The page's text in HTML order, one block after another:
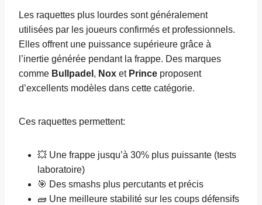
Les raquettes plus lourdes sont généralement
utilisées par les joueurs confirmés et professionnels.
Elles offrent une puissance supérieure grâce à
l’inertie générée pendant la frappe. Des marques
comme Bullpadel , Nox et Prince proposent
d’excellents modèles dans cette catégorie.
Ces raquettes permettent:
💥 Une frappe jusqu’à 30% plus puissante (tests
laboratoire)
🎯 Des smashs plus percutants et précis
🧱 Une meilleure stabilité sur les coups défensifs